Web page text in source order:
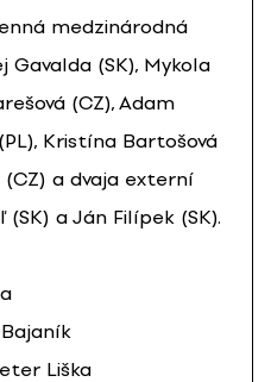
medzinárodná
(SK), Mykola
(CZ), Adam
Kristína Bartošová
(CZ) a dvaja externí
a Ján Filípek (SK).
Liška